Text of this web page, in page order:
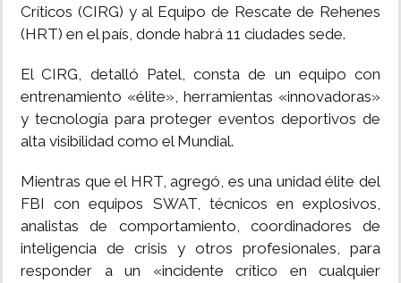
Críticos (CIRG) y al Equipo de Rescate de Rehenes
(HRT) en el país, donde habrá 11 ciudades sede.
El CIRG, detalló Patel, consta de un equipo con
entrenamiento «élite», herramientas «innovadoras»
y tecnología para proteger eventos deportivos de
alta visibilidad como el Mundial.
Mientras que el HRT, agregó, es una unidad élite del
FBI con equipos SWAT, técnicos en explosivos,
analistas de comportamiento, coordinadores de
inteligencia de crisis y otros profesionales, para
responder a un «incidente crítico en cualquier